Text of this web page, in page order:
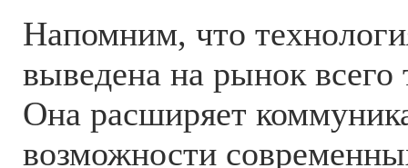
Напомним, что
выведена на рынок всего
Она расширяет
возможности